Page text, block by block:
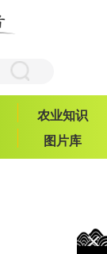
农业知识
图片库